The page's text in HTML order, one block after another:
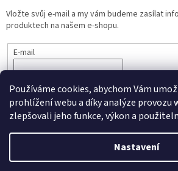
Používáme cookies, abychom Vám
prohlížení webu a díky analýze provozu
zlepšovali jeho funkce, výkon a
Nastavení
Vložte svůj e-mail a my vám budeme zasílat
produktech na našem e-shopu.
E-mail
PŘIHLÁSIT SE